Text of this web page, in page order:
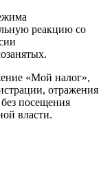
реакцию со
«Мой налог»,
отражения
посещения
власти.